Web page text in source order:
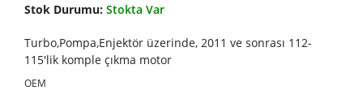
Stok Durumu: Stokta Var
Turbo,Pompa,Enjektör üzerinde, 2011 ve sonrası 112-
115'lik komple çıkma motor
OEM